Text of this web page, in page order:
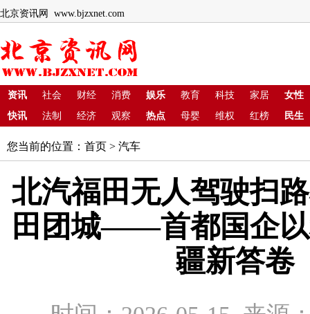
北京资讯网 www.bjzxnet.com
资讯 社会 财经 消费 娱乐 教育 科技 家居
女性
快讯
法制 经济 观察 热点 母婴 维权 红榜 民生
您当前的位置： 首页 > 汽车
北汽福田无人驾驶扫
田团城——首都国企
疆新答卷